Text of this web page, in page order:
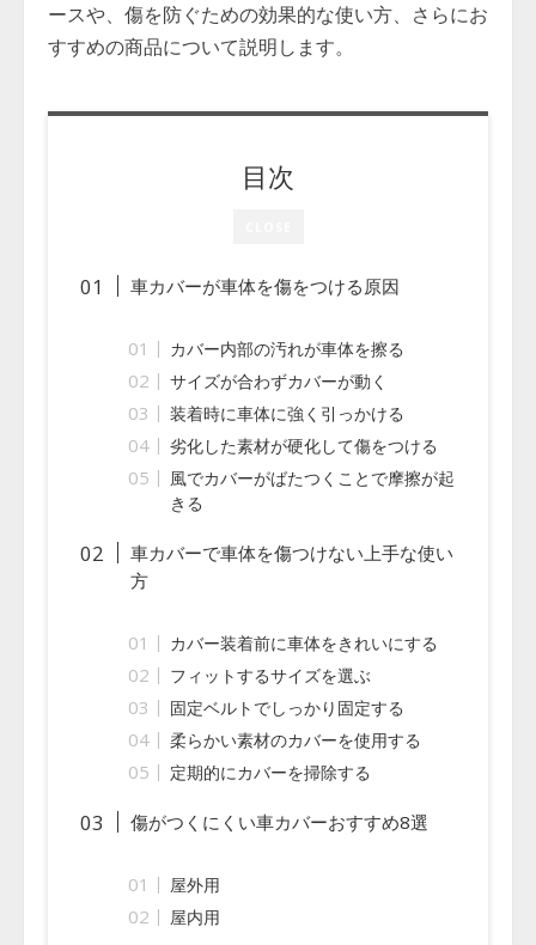
ースや、傷を防ぐための効果的な使い方、さらにお
すすめの商品について説明します。
目次
車カバーが車体を傷をつける原因
カバー内部の汚れが車体を擦る
サイズが合わずカバーが動く
装着時に車体に強く引っかける
劣化した素材が硬化して傷をつける
風でカバーがばたつくことで摩擦が起
きる
車カバーで車体を傷つけない上手な使い
方
カバー装着前に車体をきれいにする
フィットするサイズを選ぶ
固定ベルトでしっかり固定する
柔らかい素材のカバーを使用する
定期的にカバーを掃除する
傷がつくにくい車カバーおすすめ8選
屋外用
屋内用